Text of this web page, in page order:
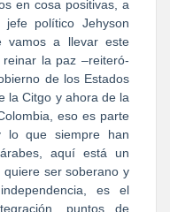
en cosa positivas, a
político Jehyson
vamos a llevar este
la paz –reiteró-
de los Estados
la Citgo y ahora de la
eso es parte
lo que siempre han
aquí está un
ser soberano y
es el
puntos de